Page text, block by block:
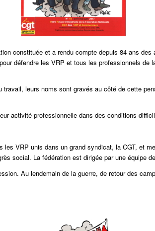
constituée et a rendu compte depuis 84 ans
défendre les VRP et tous les professionnels de
leurs noms sont gravés au côté de cette
activité professionnelle dans des conditions
VRP unis dans un grand syndicat, la CGT, et
social. La fédération est dirigée par une équipe
Au lendemain de la guerre, de retour des